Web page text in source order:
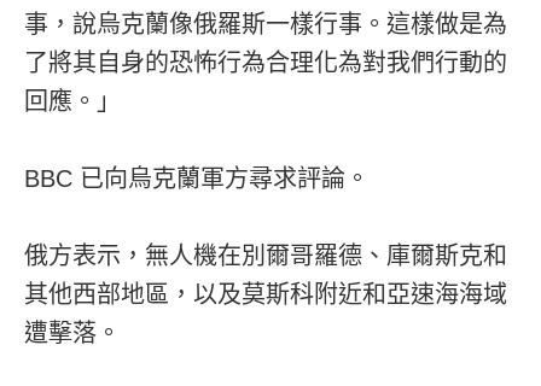
事，說烏克蘭像俄羅斯一樣行事。這樣做是為
了將其自身的恐怖行為合理化為對我們行動的
回應。」
BBC 已向烏克蘭軍方尋求評論。
俄方表示，無人機在別爾哥羅德、庫爾斯克和
其他西部地區，以及莫斯科附近和亞速海海域
遭擊落。